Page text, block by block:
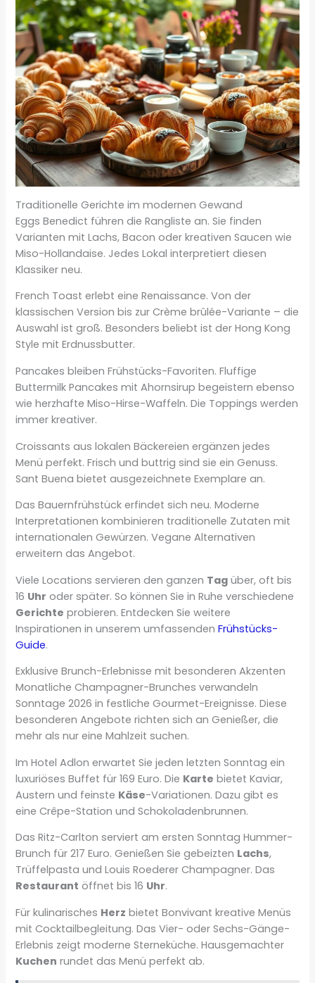
Traditionelle Gerichte im modernen Gewand
Eggs Benedict führen die Rangliste an. Sie finden
Varianten mit Lachs, Bacon oder kreativen Saucen wie
Miso-Hollandaise. Jedes Lokal interpretiert diesen
Klassiker neu.
French Toast erlebt eine Renaissance. Von der
klassischen Version bis zur Crème brûlée-Variante – die
Auswahl ist groß. Besonders beliebt ist der Hong Kong
Style mit Erdnussbutter.
Pancakes bleiben Frühstücks-Favoriten. Fluffige
Buttermilk Pancakes mit Ahornsirup begeistern ebenso
wie herzhafte Miso-Hirse-Waffeln. Die Toppings werden
immer kreativer.
Croissants aus lokalen Bäckereien ergänzen jedes
Menü perfekt. Frisch und buttrig sind sie ein Genuss.
Sant Buena bietet ausgezeichnete Exemplare an.
Das Bauernfrühstück erfindet sich neu. Moderne
Interpretationen kombinieren traditionelle Zutaten mit
internationalen Gewürzen. Vegane Alternativen
erweitern das Angebot.
Viele Locations servieren den ganzen Tag über, oft bis
16 Uhr oder später. So können Sie in Ruhe verschiedene
Gerichte probieren. Entdecken Sie weitere
Inspirationen in unserem umfassendenFrühstücks-
Guide.
Exklusive Brunch-Erlebnisse mit besonderen Akzenten
Monatliche Champagner-Brunches verwandeln
Sonntage 2026 in festliche Gourmet-Ereignisse. Diese
besonderen Angebote richten sich an Genießer, die
mehr als nur eine Mahlzeit suchen.
Im Hotel Adlon erwartet Sie jeden letzten Sonntag ein
luxuriöses Buffet für 169 Euro. Die Karte bietet Kaviar,
Austern und feinste Käse-Variationen. Dazu gibt es
eine Crêpe-Station und Schokoladenbrunnen.
Das Ritz-Carlton serviert am ersten Sonntag Hummer-
Brunch für 217 Euro. Genießen Sie gebeizten Lachs,
Trüffelpasta und Louis Roederer Champagner. Das
Restaurant öffnet bis 16 Uhr.
Für kulinarisches Herz bietet Bonvivant kreative Menüs
mit Cocktailbegleitung. Das Vier- oder Sechs-Gänge-
Erlebnis zeigt moderne Sterneküche. Hausgemachter
Kuchen rundet das Menü perfekt ab.